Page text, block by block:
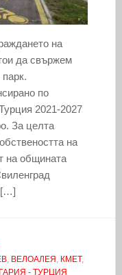
на
да свържем
по
2021-2027
За целта
на
на общината
[…]
, ВЕЛОАЛЕЯ , КМЕТ,
- ТУРЦИЯ